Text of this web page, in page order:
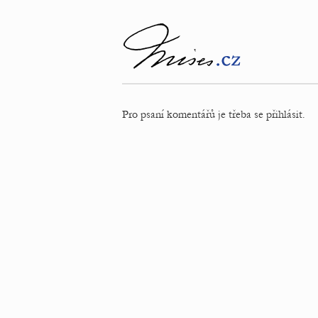
Pro psaní komentářů je třeba se přihlásit.